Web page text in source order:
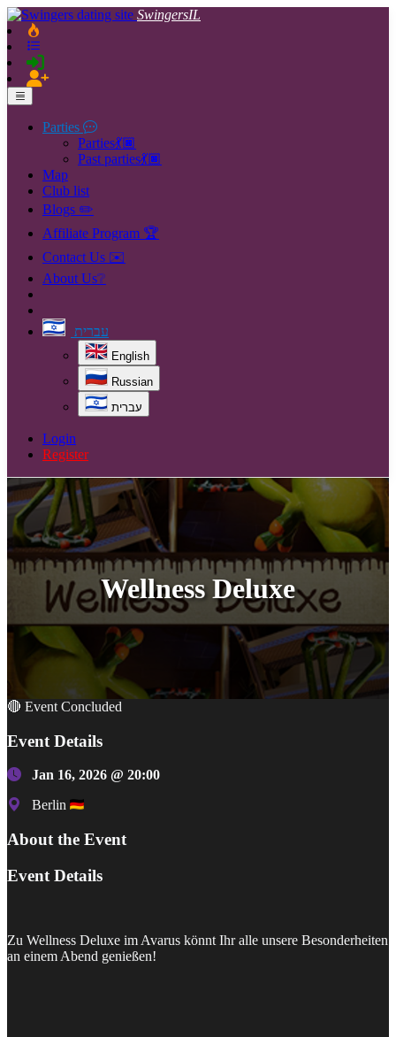
SwingersIL
Parties
Parties💃🏿
Past parties💃🏿
Map
Club list
Blogs ✏️
Affiliate Program 🏆
Contact Us ✉️
About Us❔
עברית
English
Russian
עברית
Login
Register
Wellness Deluxe
🔴 Event Concluded
Event Details
Jan 16, 2026 @ 20:00
Berlin
About the Event
Event Details
Zu Wellness Deluxe im Avarus könnt Ihr alle unsere Besonderheiten
an einem Abend genießen!